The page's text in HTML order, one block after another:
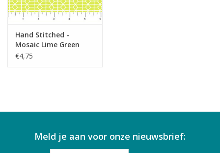
Hand Stitched -
Mosaic Lime Green
€4,75
Meld je aan voor onze nieuwsbrief: